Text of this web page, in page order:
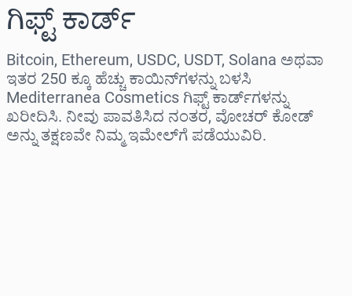
ಗಿಫ್ಟ್ ಕಾರ್ಡ್
Bitcoin, Ethereum, USDC, USDT, Solana ಅಥವಾ
ಇತರ 250 ಕ್ಕೂ ಹೆಚ್ಚು ಕಾಯಿನ್‌ಗಳನ್ನು ಬಳಸಿ
Mediterranea Cosmetics ಗಿಫ್ಟ್ ಕಾರ್ಡ್‌ಗಳನ್ನು
ಖರೀದಿಸಿ. ನೀವು ಪಾವತಿಸಿದ ನಂತರ, ವೋಚರ್ ಕೋಡ್
ಅನ್ನು ತಕ್ಷಣವೇ ನಿಮ್ಮ ಇಮೇಲ್‌ಗೆ ಪಡೆಯುವಿರಿ.